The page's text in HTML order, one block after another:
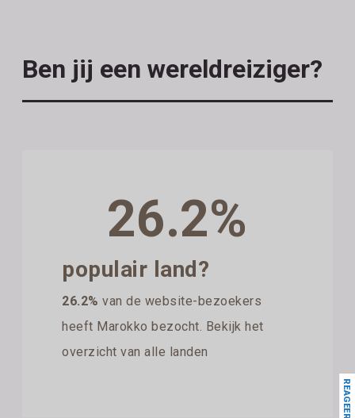
Ben jij een wereldreiziger?
26.2%
populair land?
26.2% van de website-bezoekers
heeft Marokko bezocht. Bekijk het
overzicht van alle landen
REAGEER